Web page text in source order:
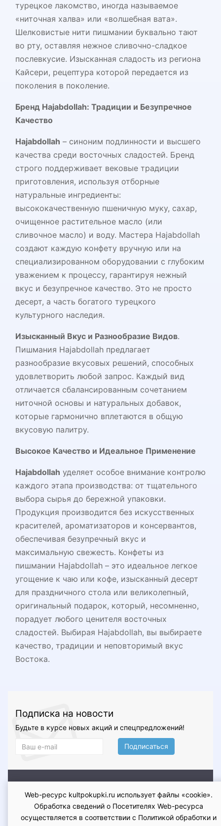
турецкое лакомство, иногда называемое
«ниточная халва» или «волшебная вата».
Шелковистые нити пишмании буквально тают
во рту, оставляя нежное сливочно-сладкое
послевкусие. Изысканная сладость из региона
Кайсери, рецептура которой передается из
поколения в поколение.
Бренд Hajabdollah: Традиции и Безупречное
Качество
Hajabdollah – синоним подлинности и высшего
качества среди восточных сладостей. Бренд
строго поддерживает вековые традиции
приготовления, используя отборные
натуральные ингредиенты:
высококачественную пшеничную муку, сахар,
очищенное растительное масло (или
сливочное масло) и воду. Мастера Hajabdollah
создают каждую конфету вручную или на
специализированном оборудовании с глубоким
уважением к процессу, гарантируя нежный
вкус и безупречное качество. Это не просто
десерт, а часть богатого турецкого
культурного наследия.
Изысканный Вкус и Разнообразие Видов.
Пишмания Hajabdollah предлагает
разнообразие вкусовых решений, способных
удовлетворить любой запрос. Каждый вид
отличается сбалансированным сочетанием
ниточной основы и натуральных добавок,
которые гармонично вплетаются в общую
вкусовую палитру.
Высокое Качество и Идеальное Применение
Hajabdollah уделяет особое внимание контролю
каждого этапа производства: от тщательного
выбора сырья до бережной упаковки.
Продукция производится без искусственных
красителей, ароматизаторов и консервантов,
обеспечивая безупречный вкус и
максимальную свежесть. Конфеты из
пишмании Hajabdollah – это идеальное легкое
угощение к чаю или кофе, изысканный десерт
для праздничного стола или великолепный,
оригинальный подарок, который, несомненно,
порадует любого ценителя восточных
сладостей. Выбирая Hajabdollah, вы выбираете
качество, традиции и неповторимый вкус
Востока.
Подписка на новости
Будьте в курсе новых акций и спецпредложений!
Подписаться
обмена
Гарантия Контакты Оферта
Политика
конфиденциальности
Web-ресурс kultpokupki.ru использует файлы «cookie».
Обработка сведений о Посетителях Web-ресурса
осуществляется в соответствии с Политикой обработки и